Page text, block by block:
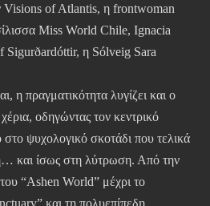
Visions of Atlantis, η frontwoman
Miss World Chile, Ignacia
Sigurðardóttir, η Sólveig Sara
η πραγματικότητα λυγίζει και ο
οδηγώντας τον κεντρικό
ψυχολογικό σκοτάδι που τελικά
και ίσως στη λύτρωση. Από την
“Ashen World” μέχρι το
και τη πολυεπίπεδη